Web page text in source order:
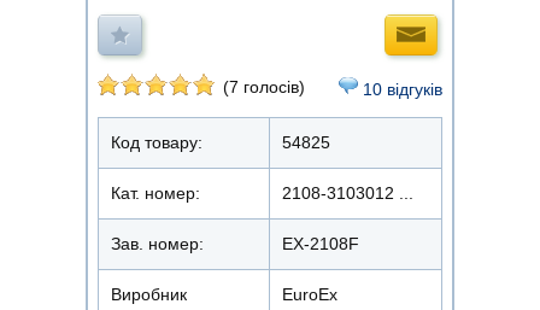
(7 голосів) 10 відгуків
Код товару: 54825
Кат. номер: 2108-3103012 ...
Зав. номер: EX-2108F
Виробник EuroEx